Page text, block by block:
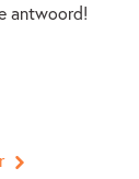
antwoord!